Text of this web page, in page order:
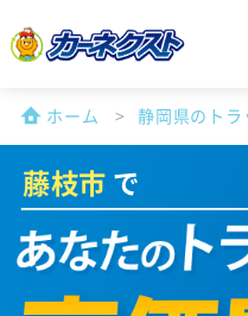
ホーム 静岡県のトラ
藤枝市 で